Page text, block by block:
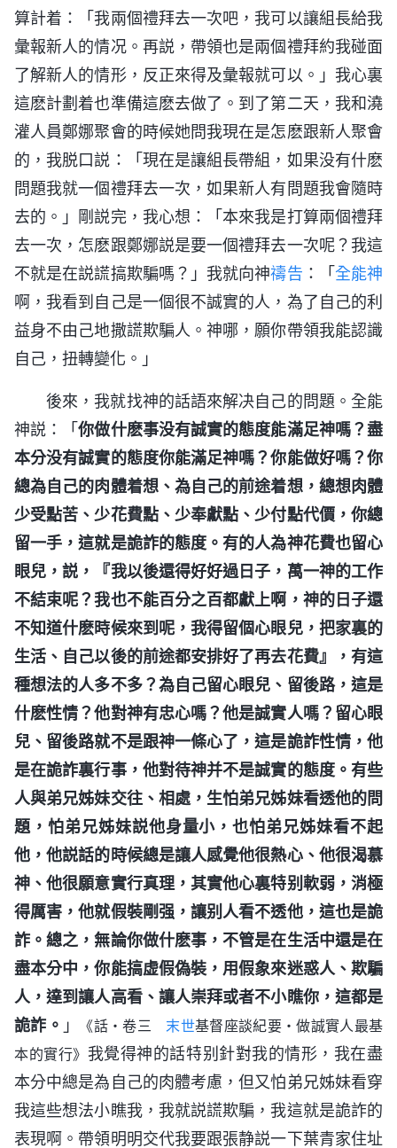
算計着：「我兩個禮拜去一次吧，我可以讓組長給我
彙報新人的情况。再説，帶領也是兩個禮拜約我碰面
了解新人的情形，反正來得及彙報就可以。」我心裏
這麽計劃着也準備這麽去做了。到了第二天，我和澆
灌人員鄭娜聚會的時候她問我現在是怎麽跟新人聚會
的，我脱口説：「現在是讓組長帶組，如果没有什麽
問題我就一個禮拜去一次，如果新人有問題我會隨時
去的。」剛説完，我心想：「本來我是打算兩個禮拜
去一次，怎麽跟鄭娜説是要一個禮拜去一次呢？我這
不就是在説謊搞欺騙嗎？」我就向神禱告 ：「全能神
啊，我看到自己是一個很不誠實的人，為了自己的利
益身不由己地撒謊欺騙人。神哪，願你帶領我能認識
自己，扭轉變化。」
後來，我就找神的話語來解决自己的問題。全能
神説：「你做什麽事没有誠實的態度能滿足神嗎？盡
本分没有誠實的態度你能滿足神嗎？你能做好嗎？你
總為自己的肉體着想、為自己的前途着想，總想肉體
少受點苦、少花費點、少奉獻點、少付點代價，你總
留一手，這就是詭詐的態度。有的人為神花費也留心
眼兒，説，『我以後還得好好過日子，萬一神的工作
不結束呢？我也不能百分之百都獻上啊，神的日子還
不知道什麽時候來到呢，我得留個心眼兒，把家裏的
生活、自己以後的前途都安排好了再去花費』，有這
種想法的人多不多？為自己留心眼兒、留後路，這是
什麽性情？他對神有忠心嗎？他是誠實人嗎？留心眼
兒、留後路就不是跟神一條心了，這是詭詐性情，他
是在詭詐裏行事，他對待神并不是誠實的態度。有些
人與弟兄姊妹交往、相處，生怕弟兄姊妹看透他的問
題，怕弟兄姊妹説他身量小，也怕弟兄姊妹看不起
他，他説話的時候總是讓人感覺他很熱心、他很渴慕
神、他很願意實行真理，其實他心裏特别軟弱，消極
得厲害，他就假裝剛强，讓别人看不透他，這也是詭
詐。總之，無論你做什麽事，不管是在生活中還是在
盡本分中，你能搞虚假偽裝，用假象來迷惑人、欺騙
人，達到讓人高看、讓人崇拜或者不小瞧你，這都是
詭詐。 」 《話・卷三 末世基督座談紀要・做誠實人最基
本的實行》 我覺得神的話特别針對我的情形，我在盡
本分中總是為自己的肉體考慮，但又怕弟兄姊妹看穿
我這些想法小瞧我，我就説謊欺騙，我這就是詭詐的
表現啊。帶領明明交代我要跟張静説一下葉青家住址